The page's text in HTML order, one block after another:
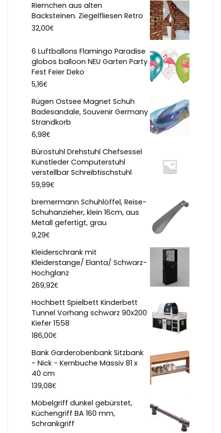
Riemchen aus alten
Backsteinen. Ziegelfliesen Retro
32,00€
6 Luftballons Flamingo Paradise
globos balloon NEU Garten Party
Fest Feier Deko
5,16€
Rügen Ostsee Magnet Schuh
Badesandale, Souvenir Germany
Strandkorb
6,98€
Bürostuhl Drehstuhl Chefsessel
Kunstleder Computerstuhl
verstellbar Schreibtischstuhl
59,99€
bremermann Schuhlöffel, Reise-
Schuhanzieher, klein 16cm, aus
Metall gefertigt, grau
9,29€
Kleiderschrank mit
Kleiderstange/ Elanta/ Schwarz-
Hochglanz
269,92€
Hochbett Spielbett Kinderbett
Tunnel Vorhang schwarz 90x200
Kiefer 1558
186,00€
Bank Garderobenbank Sitzbank
- Nick - Kernbuche Massiv 81 x
40 cm
139,08€
Möbelgriff dunkel gebürstet,
Küchengriff BA 160 mm,
Schrankgriff